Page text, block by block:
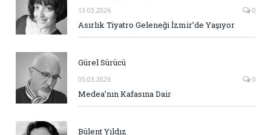
13.03.2026 0
Asırlık Tiyatro Geleneği İzmir’de Yaşıyor
Gürel Sürücü
05.03.2026 0
Medea’nın Kafasına Dair
Bülent Yıldız